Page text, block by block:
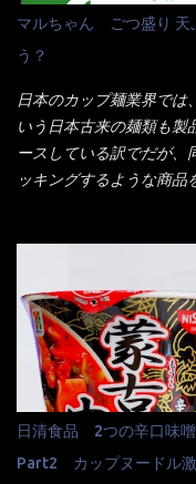
居たと思うけど・・・
ーポンなんだけどと伝
くれたが、何故かタッチ
員さんも、アレー？とい
消えていった。 タッチ
のヤロー！ 待つ事暫し
来ました。 こちらが本
いた）が料理に必ず付
スでは・・・それは無
プで、タイ料理をどの
だなぁ～ 因みにガパオ
キンが多く豚や牛もあり
く、粗挽きの肉になるん
焼きが本来です。 今回
マルちゃん ごつ盛り 天
う？
日本のカップ麺業界では
いう日本古来の麺類も製
ースしている訳でだが、
ッキングするような商品
ている訳で何故に敢え
格は、緑のたぬきの実
でした。 殆ど変わらな
メーカーHPから情報を
て居ない物質を赤色）
造)、そば粉、植物油脂
かやく(小えびてんぷら
ょうゆ、魚介エキス、た
日清食品 2つの辛口味噌
Part2 カップヌードル